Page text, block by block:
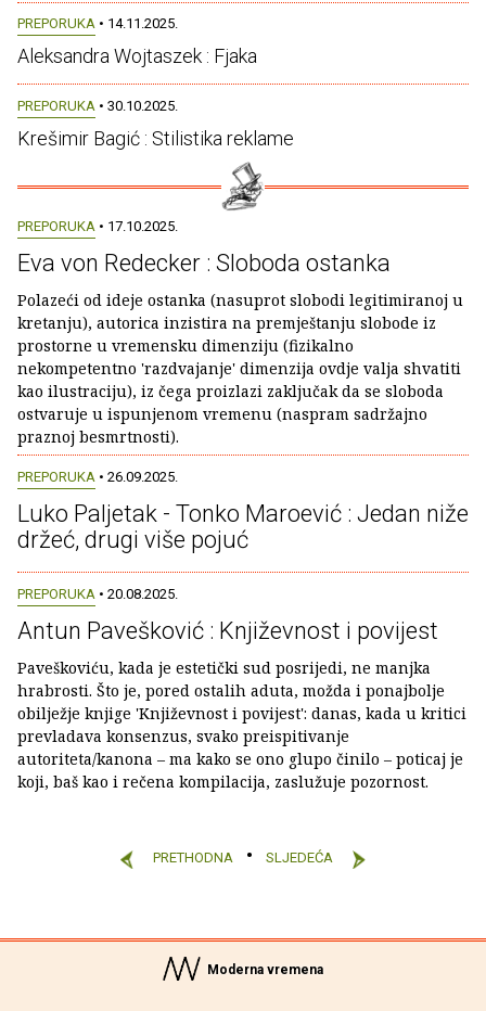
PREPORUKA • 14.11.2025.
Aleksandra Wojtaszek : Fjaka
PREPORUKA • 30.10.2025.
Krešimir Bagić : Stilistika reklame
PREPORUKA • 17.10.2025.
Eva von Redecker : Sloboda ostanka
Polazeći od ideje ostanka (nasuprot slobodi legitimiranoj u
kretanju), autorica inzistira na premještanju slobode iz
prostorne u vremensku dimenziju (fizikalno
nekompetentno 'razdvajanje' dimenzija ovdje valja shvatiti
kao ilustraciju), iz čega proizlazi zaključak da se sloboda
ostvaruje u ispunjenom vremenu (naspram sadržajno
praznoj besmrtnosti).
PREPORUKA • 26.09.2025.
Luko Paljetak - Tonko Maroević : Jedan niže
držeć, drugi više pojuć
PREPORUKA • 20.08.2025.
Antun Pavešković : Književnost i povijest
Paveškoviću, kada je estetički sud posrijedi, ne manjka
hrabrosti. Što je, pored ostalih aduta, možda i ponajbolje
obilježje knjige 'Književnost i povijest': danas, kada u kritici
prevladava konsenzus, svako preispitivanje
autoriteta/kanona – ma kako se ono glupo činilo – poticaj je
koji, baš kao i rečena kompilacija, zaslužuje pozornost.
PRETHODNA SLJEDEĆA
Moderna vremena